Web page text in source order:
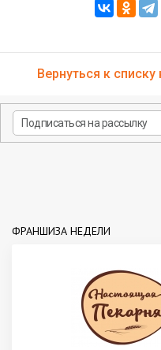
Вернуться к списку
ФРАНШИЗА НЕДЕЛИ